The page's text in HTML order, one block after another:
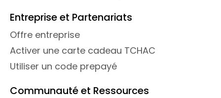
Entreprise et Partenariats
Offre entreprise
Activer une carte cadeau TCHAC
Utiliser un code prepayé
Communauté et Ressources